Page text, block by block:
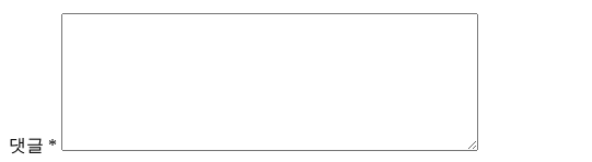
댓글 *